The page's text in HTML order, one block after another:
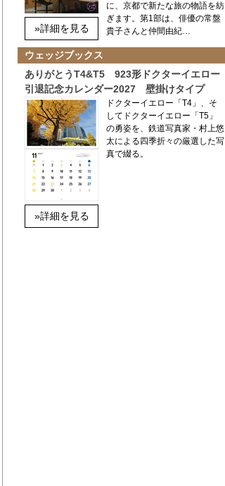
»詳細を見る
に、京都で新たな旅の物語を紡
ぎます。第1部は、俳優の常盤
貴子さんと仲間由紀…
ウェッジブックス
ありがとうT4&T5 923形ドクターイエロー
引退記念カレンダー2027 壁掛けタイプ
»詳細を見る
ドクターイエロー「T4」、そ
してドクターイエロー「T5」
の勇姿を、鉄道写真家・村上悠
太による四季折々の厳選した写
真で綴る。